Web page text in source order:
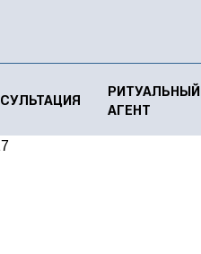
РИТУАЛЬНЫЙ
АГЕНТ